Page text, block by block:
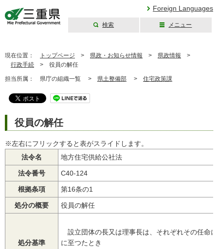
Foreign Languages
検索 メニュー
現在位置： トップページ > 県政・お知らせ情報 > 県政情報 >
行政手続 > 役員の解任
担当所属： 県庁の組織一覧 > 県土整備部 > 住宅政策課
役員の解任
※左右にフリックすると表がスライドします。
法令名
地方住宅供給公社法
法令番号 C40-124
根拠条項 第16条の1
処分の概要 役員の解任
処分基準
設立団体の長又は理事長は、それぞれその任命
に至つたとき